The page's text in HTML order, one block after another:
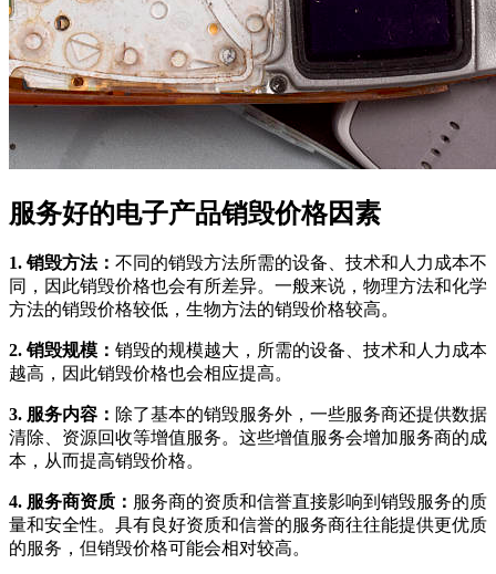
服务好的电子产品销毁价格因素
1. 销毁方法： 不同的销毁方法所需的设备、技术和人力成本不
同，因此销毁价格也会有所差异。一般来说，物理方法和化学
方法的销毁价格较低，生物方法的销毁价格较高。
2. 销毁规模： 销毁的规模越大，所需的设备、技术和人力成本
越高，因此销毁价格也会相应提高。
3. 服务内容： 除了基本的销毁服务外，一些服务商还提供数据
清除、资源回收等增值服务。这些增值服务会增加服务商的成
本，从而提高销毁价格。
4. 服务商资质： 服务商的资质和信誉直接影响到销毁服务的质
量和安全性。具有良好资质和信誉的服务商往往能提供更优质
的服务，但销毁价格可能会相对较高。